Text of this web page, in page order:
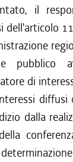
il
dell'articolo
pubblico
di
dalla